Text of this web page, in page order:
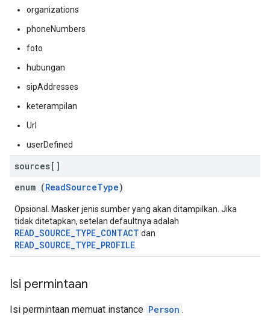
organizations
phoneNumbers
foto
hubungan
sipAddresses
keterampilan
Url
userDefined
sources[]
enum (ReadSourceType)
Opsional. Masker jenis sumber yang akan ditampilkan. Jika
tidak ditetapkan, setelan defaultnya adalah
READ_SOURCE_TYPE_CONTACT dan
READ_SOURCE_TYPE_PROFILE
Isi permintaan
Isi permintaan memuat instance Person .